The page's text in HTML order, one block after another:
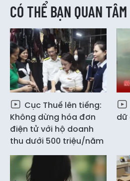
CÓ THỂ BẠN QUAN TÂM
Cục Thuế lên tiếng:
Không dừng hóa đơn
điện tử với hộ doanh
thu dưới 500 triệu/năm
dữ